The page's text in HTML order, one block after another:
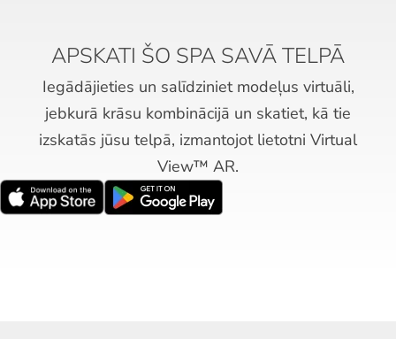
APSKATI ŠO SPA SAVĀ TELPĀ
Iegādājieties un salīdziniet modeļus virtuāli,
jebkurā krāsu kombinācijā un skatiet, kā tie
izskatās jūsu telpā, izmantojot lietotni Virtual
View™ AR.